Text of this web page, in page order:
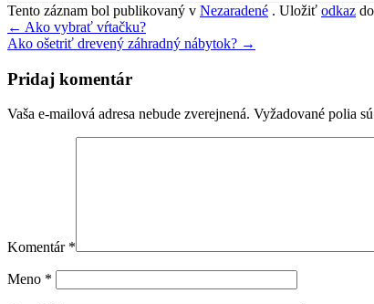
Tento záznam bol publikovaný v Nezaradené . Uložiť odkaz
Navigácia
v
článku
← Ako vybrať vŕtačku?
Ako ošetriť drevený záhradný nábytok? →
Pridaj komentár
Vaša e-mailová adresa nebude zverejnená. Vyžadované polia
Komentár *
Meno *